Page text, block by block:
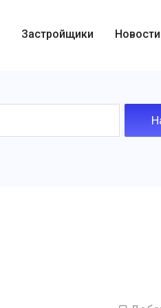
Застройщики Новости